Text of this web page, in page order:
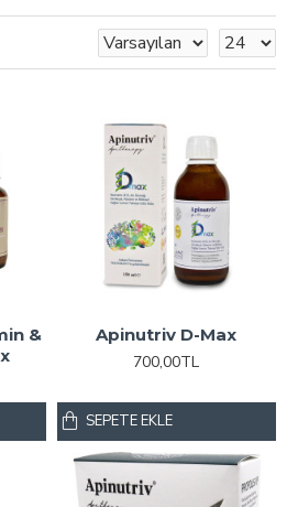
&
Apinutriv D-Max
700,00TL
SEPETE EKLE